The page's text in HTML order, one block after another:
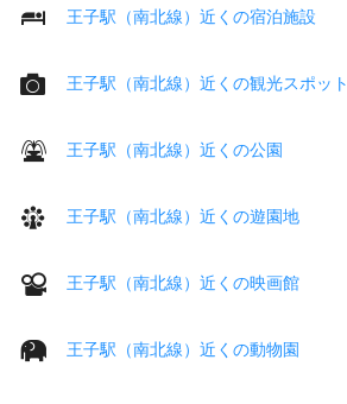
王子駅（南北線）近くの宿泊施設
王子駅（南北線）近くの観光スポット
王子駅（南北線）近くの公園
王子駅（南北線）近くの遊園地
王子駅（南北線）近くの映画館
王子駅（南北線）近くの動物園